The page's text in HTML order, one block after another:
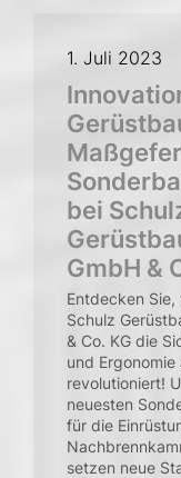
1. Juli 2023
bei
GmbH &
Entdecken Sie,
Schulz
& Co. KG die
und Ergonomie
revolutioniert!
neuesten
für die
setzen neue